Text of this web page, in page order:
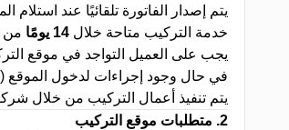
يتم إصدار الفاتورة تلقائيًا عند استلام
خدمة التركيب متاحة خلال14 يومًا من
يجب على العميل التواجد في موقع
في حال وجود إجراءات لدخول الموقع
يتم تنفيذ أعمال التركيب من خلال
2. متطلبات موقع التركيب